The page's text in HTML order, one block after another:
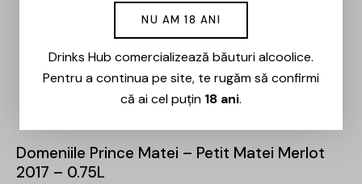
Domeniile Prince Matei – Petit Matei Merlot
2017 – 0.75L
NU AM 18 ANI
Drinks Hub comercializează băuturi alcoolice.
Pentru a continua pe site, te rugăm să confirmi
că ai cel puțin 18 ani.